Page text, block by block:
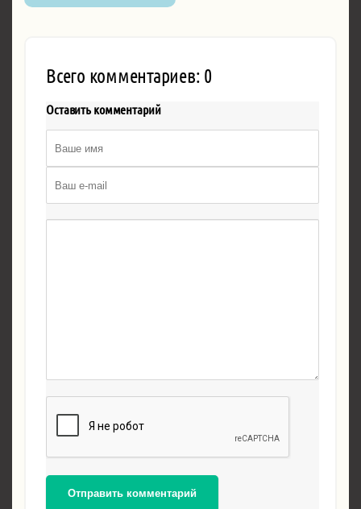
Всего комментариев: 0
Оставить комментарий
Отправить комментарий